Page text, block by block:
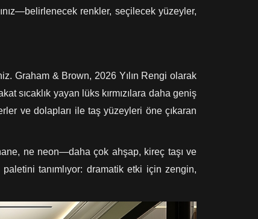
renkler, seçilecek yüzeyler,
Graham & Brown, 2026 Yılın Rengi olarak
sıcaklık yayan lüks kırmızılara daha geniş
ve dolapları ile taş yüzeyleri öne çıkaran
ne neon—daha çok ahşap, kireç taşı ve
tanımlıyor: dramatik etki için zengin,